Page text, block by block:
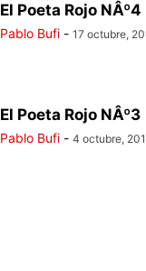
El Poeta Rojo NÂº4
Pablo Bufi - 17 octubre,
El Poeta Rojo NÂº3
Pablo Bufi - 4 octubre,